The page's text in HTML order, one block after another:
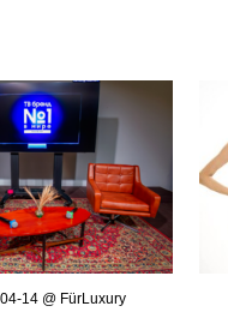
14 @ FürLuxury